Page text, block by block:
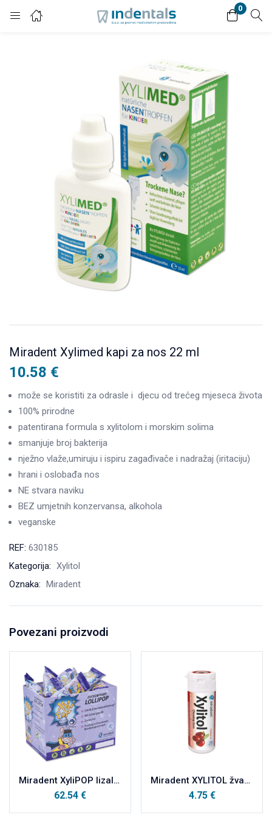
0
Login
Enter your username and password to login.
Lost password?
Miradent Xylimed kapi za nos 22 ml
10.58 €
može se koristiti za odrasle i djecu od trećeg mjeseca života
100% prirodne
patentirana formula s xylitolom i morskim solima
smanjuje broj bakterija
nježno vlaže,umiruju i ispiru zagađivače i nadražaj (iritaciju)
hrani i oslobađa nos
NE stvara naviku
BEZ umjetnih konzervansa, alkohola
veganske
REF: 630185
Kategorija: Xylitol
Oznaka: Miradent
Povezani proizvodi
Miradent XyliPOP lizalica zašećerena 100% xylitolom a50 borovnica
62.54 €
Miradent XYLITOL žvakaća guma BRUSNICA 30kom
4.75 €